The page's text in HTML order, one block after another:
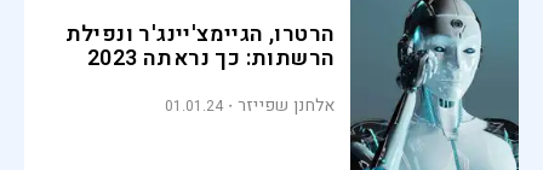
הרטרו, הגיימצ'יינג'ר ונפילת
הרשתות: כך נראתה 2023
אלחנן שפייזר 01.01.24